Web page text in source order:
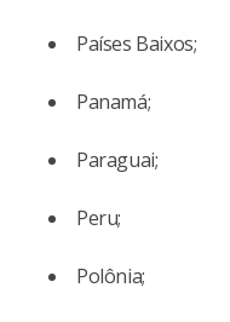
Países Baixos;
Panamá;
Paraguai;
Peru;
Polônia;